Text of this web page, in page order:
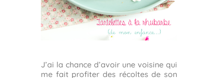
J’ai la chance d’avoir une voisine qui
me fait profiter des récoltes de son